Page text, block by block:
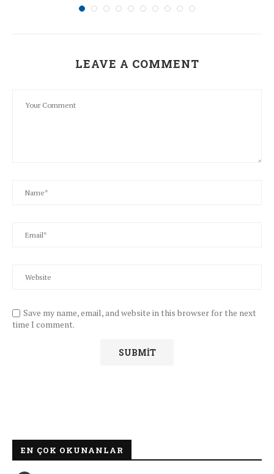
LEAVE A COMMENT
Save my name, email, and website in this browser for the next
time I comment.
EN ÇOK OKUNANLAR